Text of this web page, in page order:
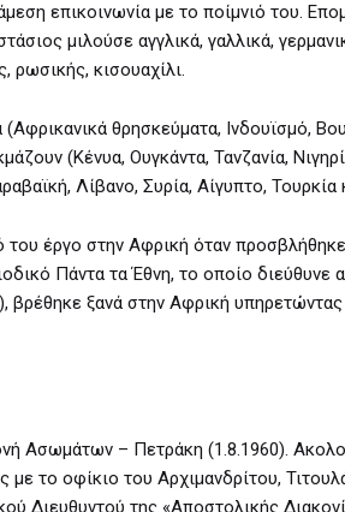
επικοινωνία με το ποίμνιό του.
μιλούσε αγγλικά, γαλλικά,
ρωσικής, κισουαχίλι.
θρησκεύματα, Ινδουϊσμό,
(Κένυα, Ουγκάντα, Τανζανία,
Λίβανο, Συρία, Αίγυπτο, Τουρκία
του έργο στην Αφρική όταν
Πάντα τα Έθνη, το οποίο διεύθυνε
βρέθηκε ξανά στην Αφρική
Ασωμάτων – Πετράκη (1.8.1960).
το οφίκιο του Αρχιμανδρίτου,
Διευθυντού της «Aποστολικής